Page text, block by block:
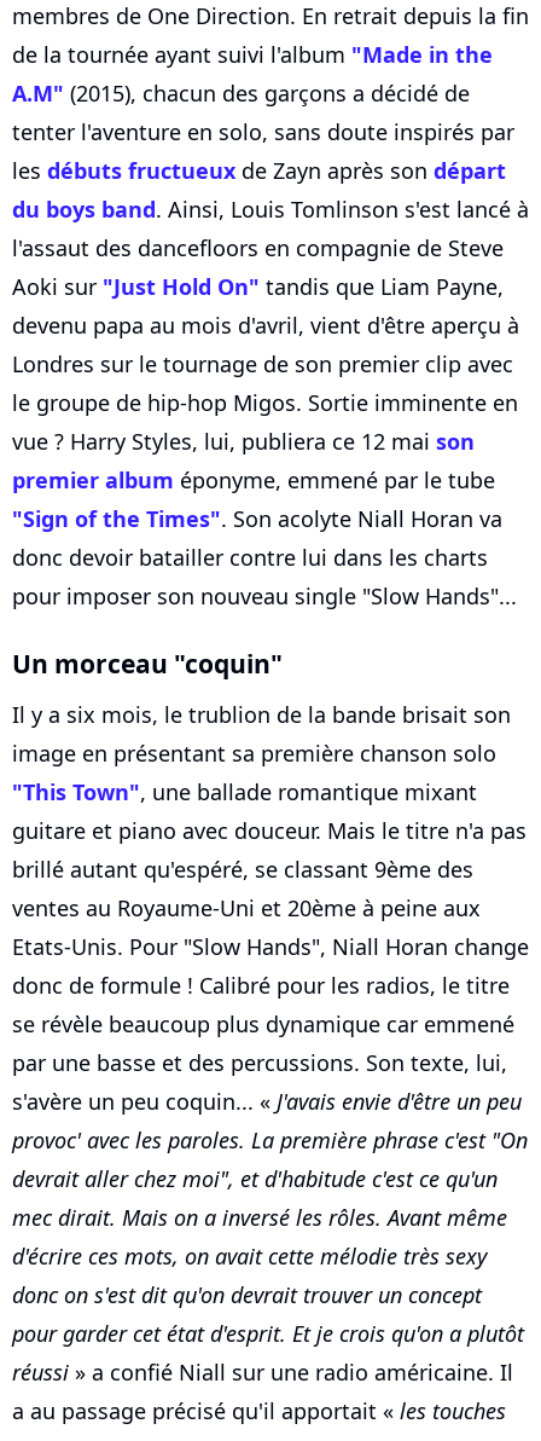
membres de One Direction. En retrait depuis la fin
de la tournée ayant suivi l'album "Made in the
A.M" (2015), chacun des garçons a décidé de
tenter l'aventure en solo, sans doute inspirés par
les débuts fructueux de Zayn après son départ
du boys band. Ainsi, Louis Tomlinson s'est lancé à
l'assaut des dancefloors en compagnie de Steve
Aoki sur "Just Hold On" tandis que Liam Payne,
devenu papa au mois d'avril, vient d'être aperçu à
Londres sur le tournage de son premier clip avec
le groupe de hip-hop Migos. Sortie imminente en
vue ? Harry Styles, lui, publiera ce 12 mai son
premier album éponyme, emmené par le tube
"Sign of the Times". Son acolyte Niall Horan va
donc devoir batailler contre lui dans les charts
pour imposer son nouveau single "Slow Hands"...
Un morceau "coquin"
Il y a six mois, le trublion de la bande brisait son
image en présentant sa première chanson solo
"This Town", une ballade romantique mixant
guitare et piano avec douceur. Mais le titre n'a pas
brillé autant qu'espéré, se classant 9ème des
ventes au Royaume-Uni et 20ème à peine aux
Etats-Unis. Pour "Slow Hands", Niall Horan change
donc de formule ! Calibré pour les radios, le titre
se révèle beaucoup plus dynamique car emmené
par une basse et des percussions. Son texte, lui,
s'avère un peu coquin... « J'avais envie d'être un peu
provoc' avec les paroles. La première phrase c'est "On
devrait aller chez moi", et d'habitude c'est ce qu'un
mec dirait. Mais on a inversé les rôles. Avant même
d'écrire ces mots, on avait cette mélodie très sexy
donc on s'est dit qu'on devrait trouver un concept
pour garder cet état d'esprit. Et je crois qu'on a plutôt
réussi » a confié Niall sur une radio américaine. Il
a au passage précisé qu'il apportait « les touches